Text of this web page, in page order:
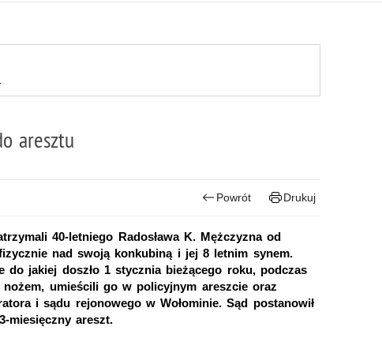
aresztu
Powrót Drukuj
40-letniego Radosława K. Mężczyzna od
nad swoją konkubiną i jej 8 letnim synem.
do jakiej doszło 1 stycznia bieżącego roku, podczas
umieścili go w policyjnym areszcie oraz
i sądu rejonowego w Wołominie. Sąd postanowił
miesięczny areszt.